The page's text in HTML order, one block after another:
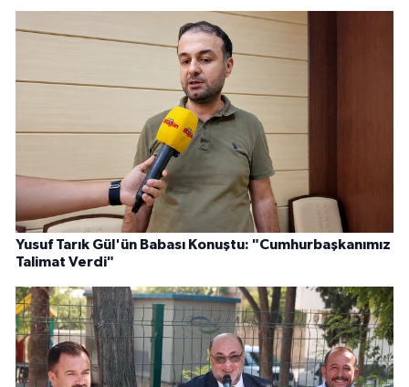
Yusuf Tarık Gül'ün Babası Konuştu: "Cumhurbaşkanımız
Talimat Verdi"